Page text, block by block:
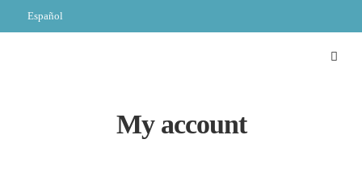
Español
My account